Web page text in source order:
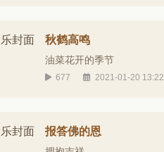
秋鹤高鸣
油菜花开的季节
677 2021-01-20 13:22
报答佛的恩